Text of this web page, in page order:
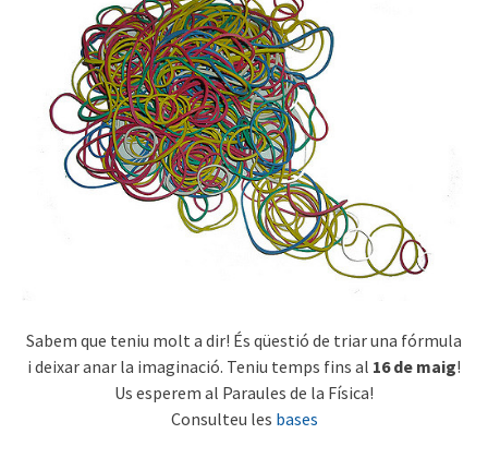
Sabem que teniu molt a dir! És qüestió de triar una fórmula
i deixar anar la imaginació. Teniu temps fins al 16 de maig!
Us esperem al Paraules de la Física!
Consulteu les bases